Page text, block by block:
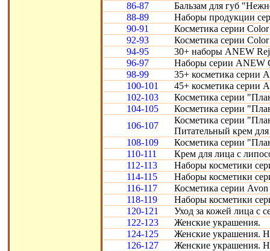
86-87
Бальзам для губ
88-89
Наборы продукции
90-91
Косметика серии
92-93
Косметика серии
94-95
30+ наборы ANEW
96-97
Наборы серии ANEW
98-99
35+ косметика серии
100-101
45+ косметика серии
102-103
Косметика серии
104-105
Косметика серии
106-107
Косметика серии
Питательный крем для
108-109
Косметика серии
110-111
Крем для лица с
112-113
Наборы косметики
114-115
Наборы косметики
116-117
Косметика серии Avon
118-119
Наборы косметики
120-121
Уход за кожей лица с
122-123
Женские украшения.
124-125
Женские украшения.
126-127
Женские украшения.